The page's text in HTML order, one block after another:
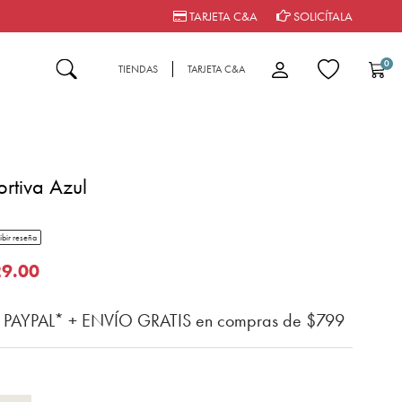
TARJETA C&A SOLICÍTALA
TIENDAS TARJETA C&A 0
Azul
del cliente
rating
reseña
de
+ ENVÍO GRATIS en compras de $799